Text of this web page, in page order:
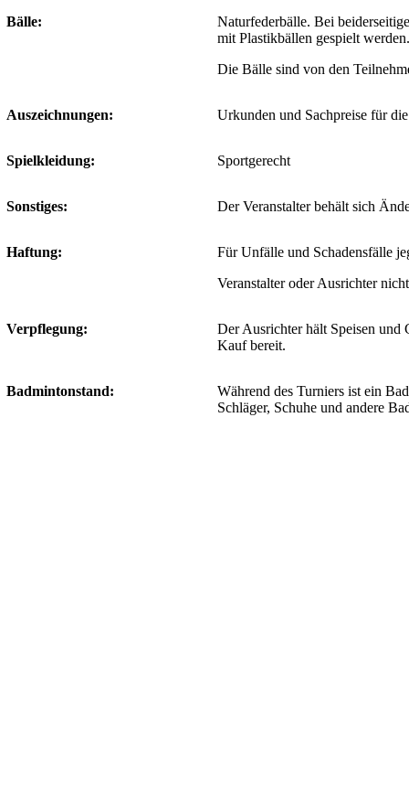
Bälle:
Naturfederbälle. Bei
mit Plastikbällen gespielt werden.
Die Bälle sind von den
Auszeichnungen: Urkunden und Sachpreise für
Spielkleidung: Sportgerecht
Sonstiges: Der Veranstalter behält sich
Haftung:
Für Unfälle und Schadensfälle
Veranstalter oder Ausrichter
Verpflegung:
Der Ausrichter hält Speisen und
Kauf bereit.
Badmintonstand:
Während des Turniers ist ein
Schläger, Schuhe und andere